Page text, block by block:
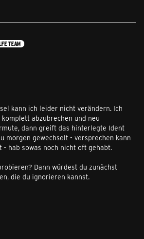
TEAM
kann ich leider nicht verändern. Ich
abzubrechen und neu
dann greift das hinterlegte Ident
morgen gewechselt - versprechen kann
- hab sowas noch nicht oft gehabt.
Dann würdest du zunächst
die du ignorieren kannst.